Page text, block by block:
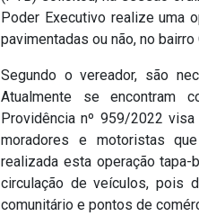
Poder Executivo realize uma
pavimentadas ou não, no bairro
Segundo o vereador, são
Atualmente se encontram
Providência nº 959/2022
moradores e motoristas
realizada esta operação tapa-
circulação de veículos, pois
comunitário e pontos de